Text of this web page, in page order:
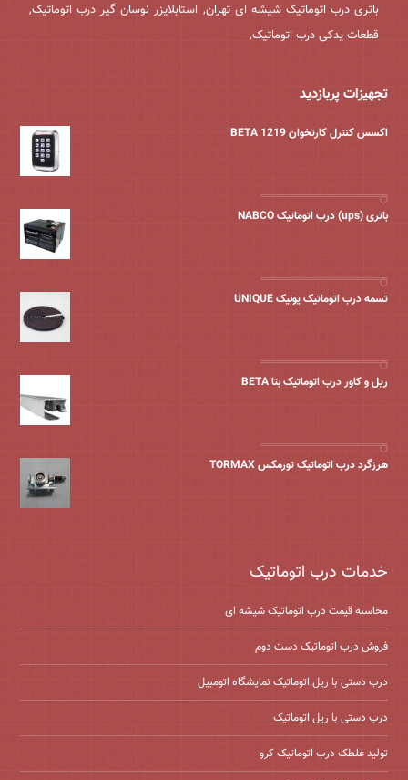
باتری درب اتوماتیک شیشه ای تهران, استابلایزر نوسان گیر درب اتوماتیک,
قطعات یدکی درب اتوماتیک,
تجهیزات پربازدید
اکسس کنترل کارتخوان BETA 1219
باتری (ups) درب اتوماتیک NABCO
تسمه درب اتوماتیک یونیک UNIQUE
ریل و کاور درب اتوماتیک بتا BETA
هرزگرد درب اتوماتیک تورمکس TORMAX
خدمات درب اتوماتیک
محاسبه قیمت درب اتوماتیک شیشه ‌ای
فروش درب اتوماتیک دست دوم
درب دستی با ریل اتوماتیک نمایشگاه اتومبیل
درب دستی با ریل اتوماتیک
تولید غلطک درب اتوماتیک کرو